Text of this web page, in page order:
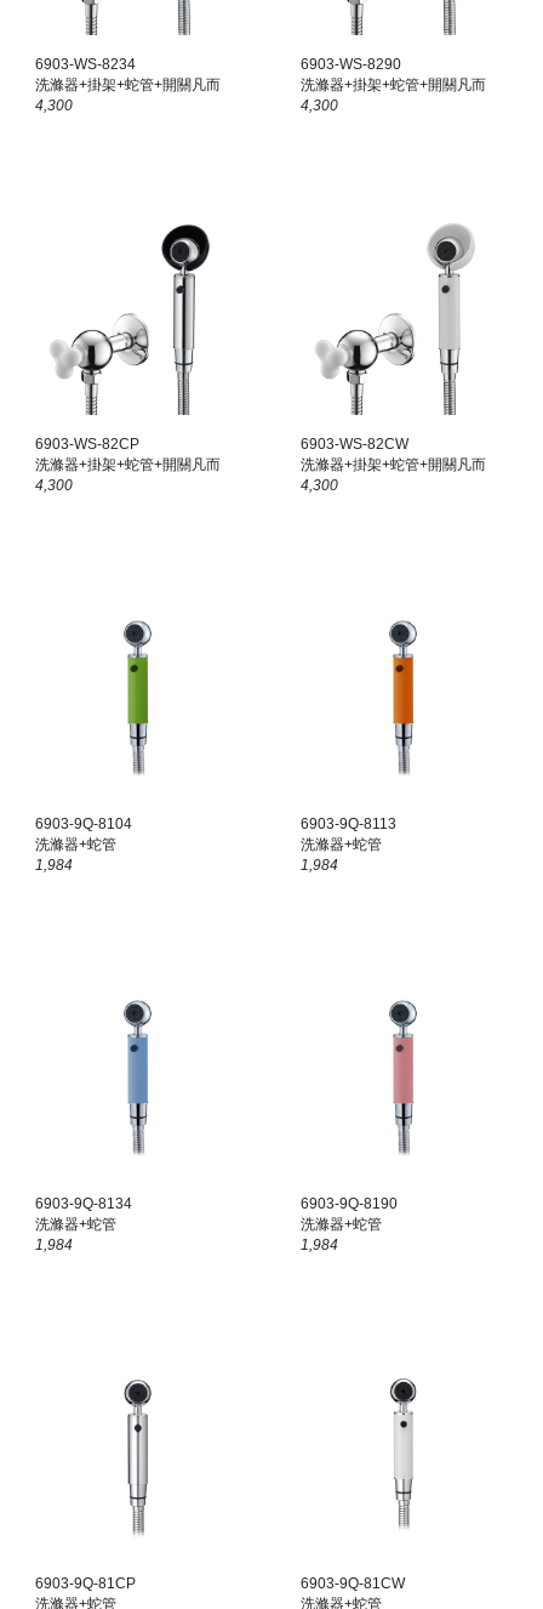
6903-WS-8234
洗滌器+掛架+蛇管+開關凡而
4,300
6903-WS-8290
洗滌器+掛架+蛇管+開關凡而
4,300
6903-WS-82CP
洗滌器+掛架+蛇管+開關凡而
4,300
6903-WS-82CW
洗滌器+掛架+蛇管+開關凡而
4,300
6903-9Q-8104
洗滌器+蛇管
1,984
6903-9Q-8113
洗滌器+蛇管
1,984
6903-9Q-8134
洗滌器+蛇管
1,984
6903-9Q-8190
洗滌器+蛇管
1,984
6903-9Q-81CP
洗滌器+蛇管
6903-9Q-81CW
洗滌器+蛇管